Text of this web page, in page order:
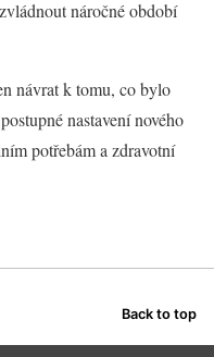
náročné období
návrat k tomu, co bylo
nastavení nového
potřebám a zdravotní
Back to top